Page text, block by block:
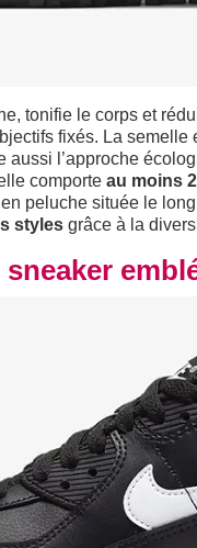
tonifie le corps et
fixés. La
l’approche
comporte au moins
peluche située le
styles grâce à la